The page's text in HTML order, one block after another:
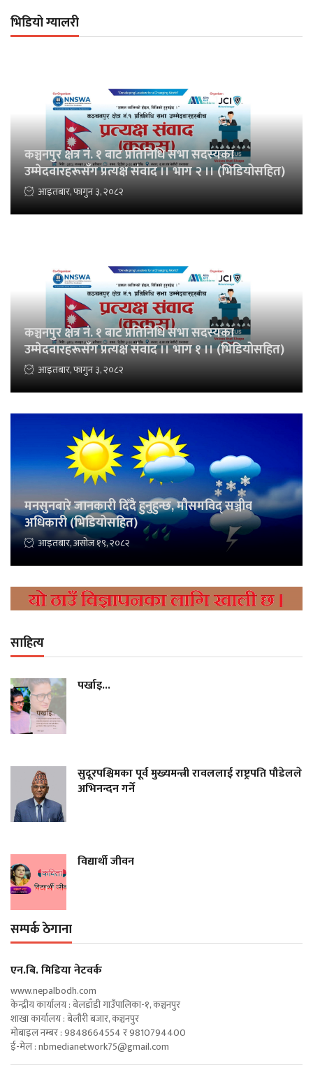
भिडियो ग्यालरी
कञ्चनपुर क्षेत्र नं. १ बाट प्रतिनिधि सभा सदस्यका
उम्मेदवारहरूसँग प्रत्यक्ष संवाद ।। भाग २ ।। (भिडियोसहित)
आइतबार, फागुन ३, २०८२
कञ्चनपुर क्षेत्र नं. १ बाट प्रतिनिधि सभा सदस्यका
उम्मेदवारहरूसँग प्रत्यक्ष संवाद ।। भाग १ ।। (भिडियोसहित)
आइतबार, फागुन ३, २०८२
मनसुनबारे जानकारी दिँदै हुनुहुन्छ, मौसमविद् सञ्जीव
अधिकारी (भिडियोसहित)
आइतबार, असोज १९, २०८२
साहित्य
पर्खाइ...
सुदूरपश्चिमका पूर्व मुख्यमन्त्री रावललाई राष्ट्रपति पौडेलले
अभिनन्दन गर्ने
विद्यार्थी जीवन
सम्पर्क ठेगाना
एन‍.बि. मिडिया नेटवर्क
www.nepalbodh.com
केन्द्रीय कार्यालय : बेलडाँडी गाउँपालिका-१, कञ्चनपुर
शाखा कार्यालय : बेलौरी बजार, कञ्चनपुर
मोबाइल नम्बर : 9848664554 र 9810794400
ई-मेल :nbmedianetwork75@gmail.com